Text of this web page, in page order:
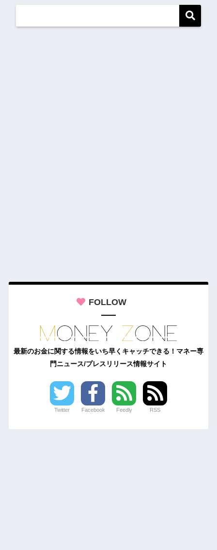
FOLLOW
最新のお金に関する情報をいち早くキャッチできる！マネー専
門ニュース/プレスリリース情報サイト
Twitter Facebook Feedly RSS